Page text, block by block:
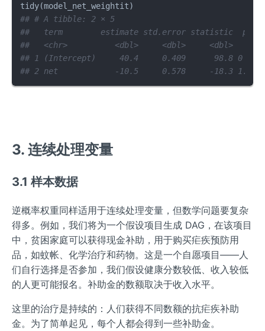
tidy(model_net_weightit)
## # A tibble: 2 × 5
##   term        estimate std.error statistic
##   <chr>          <dbl>     <dbl>     <dbl>
## 1 (Intercept)     40.4     0.409
## 2 net            -10.5     0.578     -18.3 1.83e-
3. 连续处理变量
3.1 样本数据
逆概率权重同样适用于连续处理变量，但数学问题要复杂
得多。例如，我们将为一个假设项目生成 DAG，在该项目
中，贫困家庭可以获得现金补助，用于购买疟疾预防用
品，如蚊帐、化学治疗和药物。这是一个自愿项目——人
们自行选择是否参加，我们假设健康分数较低、收入较低
的人更可能报名。补助金的数额取决于收入水平。
这里的治疗是持续的：人们获得不同数额的抗疟疾补助
金。为了简单起见，每个人都会得到一些补助金。